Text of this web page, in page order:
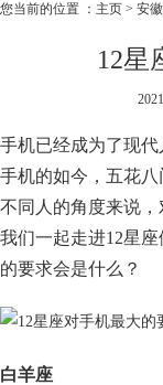
您当前的位置 ： 主页 > 安
12星
手机已经成为了现
手机的如今，五花
不同人的角度来说
我们一起走进12星
的要求会是什么？
白羊座